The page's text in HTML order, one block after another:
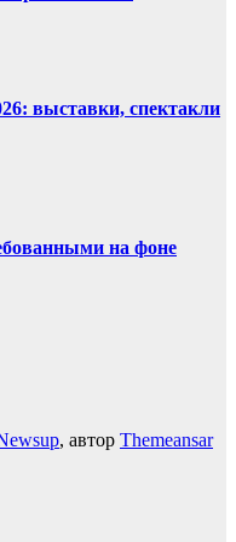
выставки, спектакли
на фоне
, автор Themeansar